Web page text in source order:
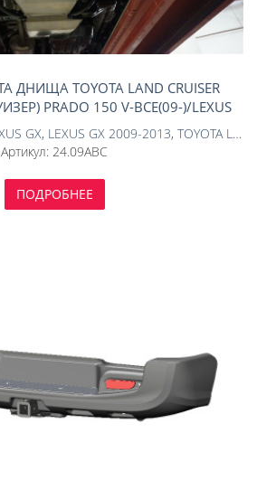
ДНИЩА TOYOTA LAND CRUISER
PRADO 150 V-ВСЕ(09-)/LEXUS
)+АКПП+РК 3 Ч.(АЛЮМИНИЙ 4 ММ)
GX, LEXUS GX 2009-2013, TOYOTA Land Cruiser Prado
Артикул: 24.09ABC
ПОДРОБНЕЕ